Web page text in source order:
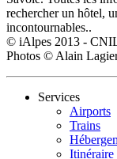
rechercher un hôtel,
incontournables..
© iAlpes 2013 -
Photos © Alain
Services
Airports
Trains
Itinéraire